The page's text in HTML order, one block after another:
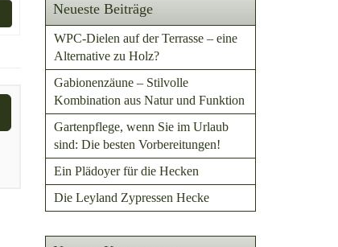
Neueste Beiträge
WPC-Dielen auf der Terrasse – eine
Alternative zu Holz?
Gabionenzäune – Stilvolle
Kombination aus Natur und Funktion
Gartenpflege, wenn Sie im Urlaub
sind: Die besten Vorbereitungen!
Ein Plädoyer für die Hecken
Die Leyland Zypressen Hecke